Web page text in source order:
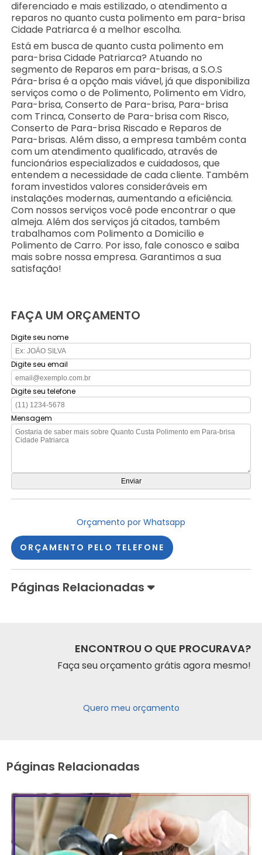
diferenciado e mais estilizado, o atendimento a
reparos no quanto custa polimento em para-brisa
Cidade Patriarca é a melhor escolha.
Está em busca de quanto custa polimento em
para-brisa Cidade Patriarca? Atuando no
segmento de Reparos em para-brisas, a S.O.S
Pára-brisa é a opção mais viável, já que disponibiliza
serviços como o de Polimento, Polimento em Vidro,
Para-brisa, Conserto de Para-brisa, Para-brisa
com Trinca, Conserto de Para-brisa com Risco,
Conserto de Para-brisa Riscado e Reparos de
Para-brisas. Além disso, a empresa também conta
com um atendimento qualificado, através de
funcionários especializados e cuidadosos, que
entendem a necessidade de cada cliente. Também
foram investidos valores consideráveis em
instalações modernas, aumentando a eficiência.
Com nossos serviços você pode encontrar o que
almeja. Além dos serviços já citados, também
trabalhamos com Polimento a Domicilio e
Polimento de Carro. Por isso, fale conosco e saiba
mais sobre nossa empresa. Garantimos a sua
satisfação!
FAÇA UM ORÇAMENTO
Digite seu nome
Digite seu email
Digite seu telefone
Mensagem
Orçamento por Whatsapp
ORÇAMENTO PELO TELEFONE
Páginas Relacionadas
ENCONTROU O QUE PROCURAVA?
Faça seu orçamento grátis agora mesmo!
Quero meu orçamento
Páginas Relacionadas